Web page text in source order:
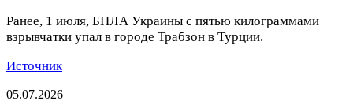
Ранее, 1 июля, БПЛА Украины с пятью килограммами
взрывчатки упал в городе Трабзон в Турции.
Источник
05.07.2026